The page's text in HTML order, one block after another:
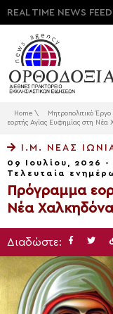
REAL TIME NEWS
Home \ Μητροπολιτικό Έργο
εορτής Αγίας Ευφημίας στη Νέα
Ι.Μ. ΝΈΑΣ
09 Ιουλίου, 2026 -
Τελευταία
Πρόγραμμα
Νέα Χαλκηδόνα
Διαδώστε: